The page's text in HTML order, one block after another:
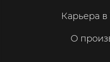
Карьера
О